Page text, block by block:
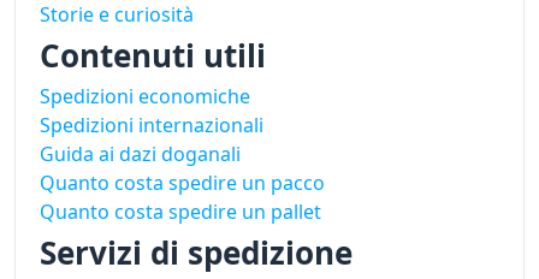
Storie e curiosità
Contenuti utili
Spedizioni economiche
Spedizioni internazionali
Guida ai dazi doganali
Quanto costa spedire un pacco
Quanto costa spedire un pallet
Servizi di spedizione